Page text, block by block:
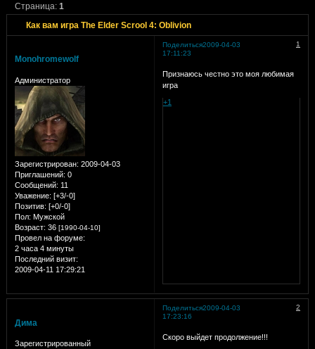
Как вам игра The Elder Scrool 4: Oblivion
Страница:1
Поделиться 1
2009-04-03
17:11:23
Monohromewolf
Администратор
Зарегистрирован: 2009-04-03
Приглашений: 0
Сообщений: 11
Уважение: [+3/-0]
Позитив: [+0/-0]
Пол: Мужской
Возраст: 36 [1990-04-10]
Провел на форуме:
2 часа 4 минуты
Последний визит:
2009-04-11 17:29:21
Признаюсь честно это моя любимая
игра
+1
Поделиться 2
2009-04-03
17:23:16
Дима
Зарегистрированный
Скоро выйдет продолжение!!!